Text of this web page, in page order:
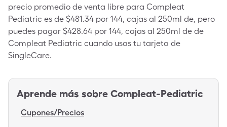
precio promedio de venta libre para Compleat
Pediatric es de $481.34 por 144, cajas al 250ml de, pero
puedes pagar $428.64 por 144, cajas al 250ml de de
Compleat Pediatric cuando usas tu tarjeta de
SingleCare.
Aprende más sobre Compleat-Pediatric
Cupones/Precios